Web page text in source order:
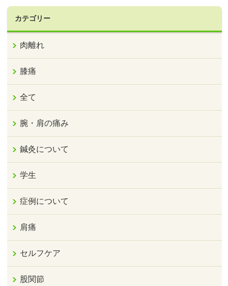
カテゴリー
肉離れ
膝痛
全て
腕・肩の痛み
鍼灸について
学生
症例について
肩痛
セルフケア
股関節